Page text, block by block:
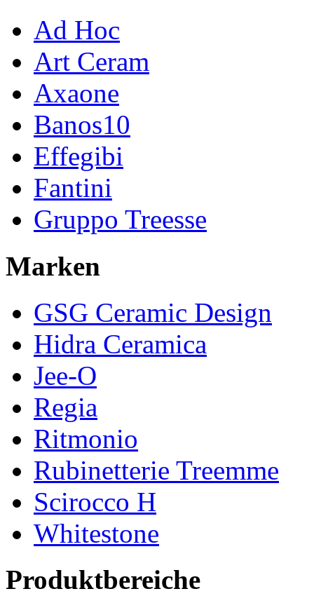
Ad Hoc
Art Ceram
Axaone
Banos10
Effegibi
Fantini
Gruppo Treesse
Marken
GSG Ceramic Design
Hidra Ceramica
Jee-O
Regia
Ritmonio
Rubinetterie Treemme
Scirocco H
Whitestone
Produktbereiche